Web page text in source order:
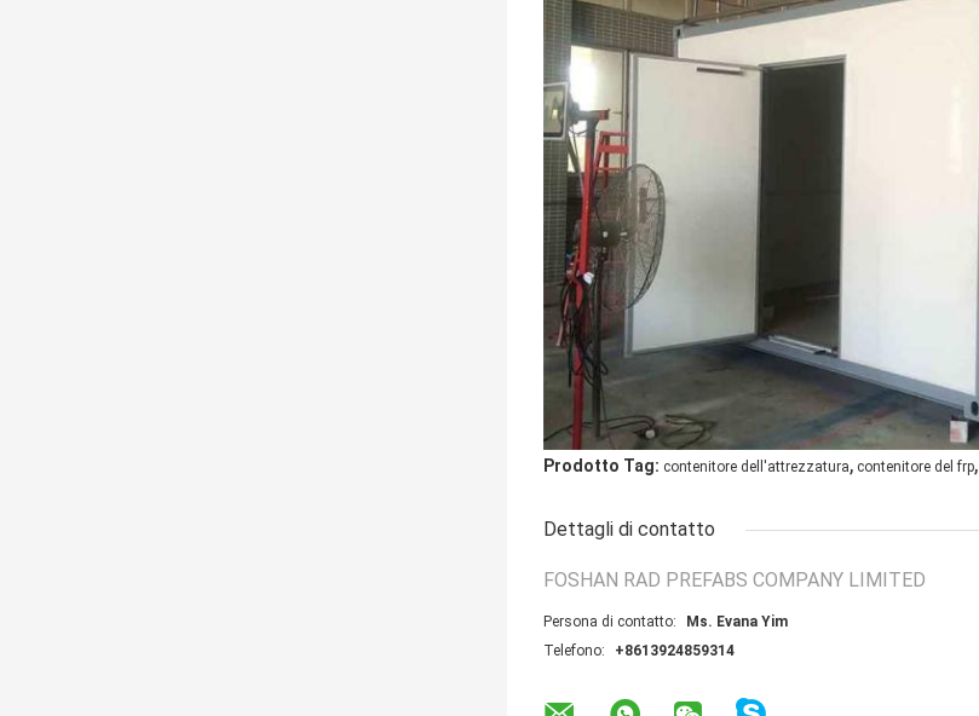
Prodotto Tag: contenitore dell'attrezzatura, contenitore del frp,
Dettagli di contatto
FOSHAN RAD PREFABS COMPANY LIMITED
Persona di contatto:
Ms. Evana Yim
Telefono:
+8613924859314